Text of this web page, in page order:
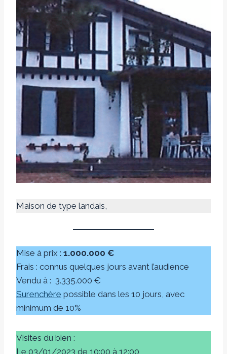
Maison de type landais,
Mise à prix : 1.000.000 €
Frais : connus quelques jours avant l’audience
Vendu à : 3.335.000 €
Surenchère possible dans les 10 jours, avec
minimum de 10%
Visites du bien :
Le 03/01/2023 de 10:00 à 12:00